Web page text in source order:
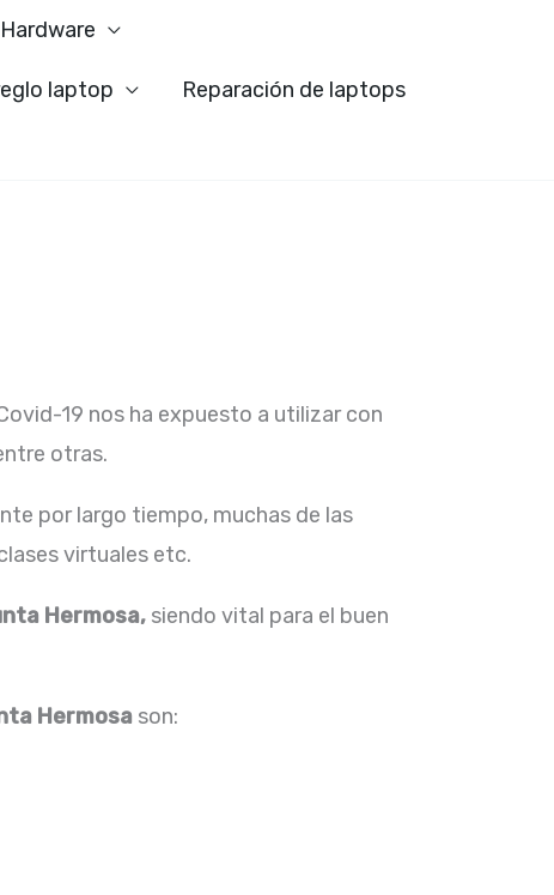
Hardware
laptop Reparación de laptops
19 nos ha expuesto a utilizar con
otras.
por largo tiempo, muchas de las
virtuales etc.
Hermosa, siendo vital para el buen
Hermosa son: